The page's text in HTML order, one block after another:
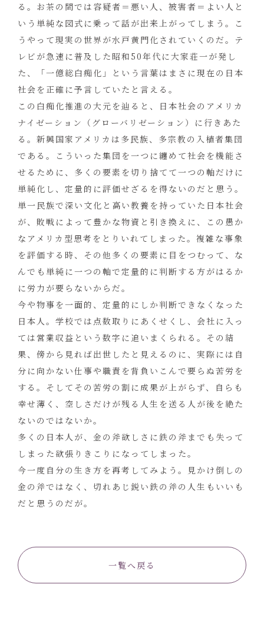
る。お茶の間では容疑者＝悪い人、被害者＝よい人と
いう単純な図式に乗って話が出来上がってしまう。こ
うやって現実の世界が水戸黄門化されていくのだ。テ
レビが急速に普及した昭和50年代に大家荘一が発し
た、「一億総白痴化」という言葉はまさに現在の日本
社会を正確に予言していたと言える。
この白痴化推進の大元を辿ると、日本社会のアメリカ
ナイゼーション（グローバリゼーション）に行きあた
る。新興国家アメリカは多民族、多宗教の入植者集団
である。こういった集団を一つに纏めて社会を機能さ
せるために、多くの要素を切り捨てて一つの軸だけに
単純化し、定量的に評価せざるを得ないのだと思う。
単一民族で深い文化と高い教養を持っていた日本社会
が、敗戦によって豊かな物資と引き換えに、この愚か
なアメリカ型思考をとりいれてしまった。複雑な事象
を評価する時、その他多くの要素に目をつむって、な
んでも単純に一つの軸で定量的に判断する方がはるか
に労力が要らないからだ。
今や物事を一面的、定量的にしか判断できなくなった
日本人。学校では点数取りにあくせくし、会社に入っ
ては営業収益という数字に追いまくられる。その結
果、傍から見れば出世したと見えるのに、実際には自
分に向かない仕事や職責を背負いこんで要らぬ苦労を
する。そしてその苦労の割に成果が上がらず、自らも
幸せ薄く、空しさだけが残る人生を送る人が後を絶た
ないのではないか。
多くの日本人が、金の斧欲しさに鉄の斧までも失って
しまった欲張りきこりになってしまった。
今一度自分の生き方を再考してみよう。見かけ倒しの
金の斧ではなく、切れあじ鋭い鉄の斧の人生もいいも
だと思うのだが。
一覧へ戻る